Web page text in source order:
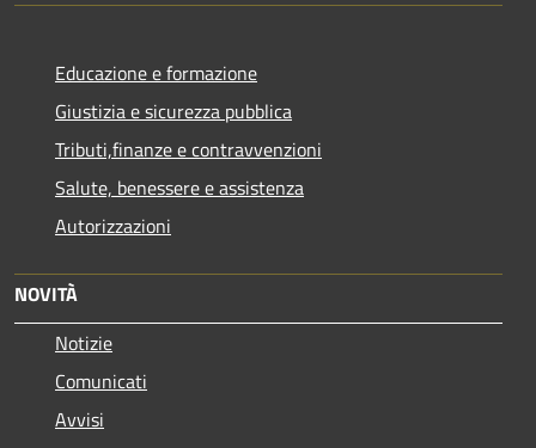
Educazione e formazione
Giustizia e sicurezza pubblica
Tributi,finanze e contravvenzioni
Salute, benessere e assistenza
Autorizzazioni
NOVITÀ
Notizie
Comunicati
Avvisi